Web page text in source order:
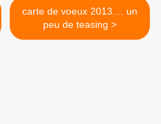
carte de voeux 2013.... un
peu de teasing >